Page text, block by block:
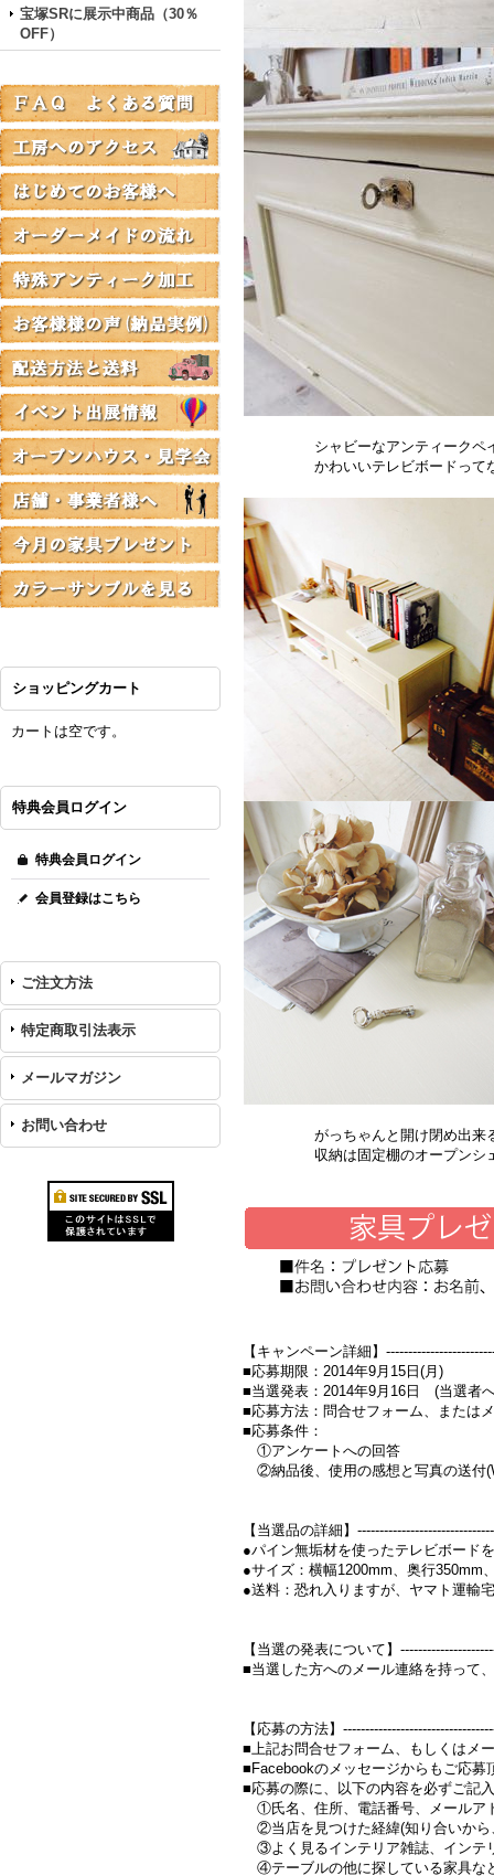
宝塚SRに展示中商品（30％
OFF）
ショッピングカート
カートは空です。
特典会員ログイン
特典会員ログイン
会員登録はこちら
ご注文方法
特定商取引法表示
メールマガジン
お問い合わせ
シャビーなアンティークペイン
かわいいテレビボードってなか
がっちゃんと開け閉め出来る真
収納は固定棚のオープンシェルフ
【キャンペーン詳細】
■応募期限：2014年9月15日(月)
■当選発表：2014年9月16日 (当選者
■応募方法：問合せフォーム、または
■応募条件：
①アンケートへの回答
②納品後、使用の感想と写真の送付
【当選品の詳細】
●パイン無垢材を使ったテレビボード
●サイズ：横幅1200mm、奥行350mm
●送料：恐れ入りますが、ヤマト運輸
【当選の発表について】
■当選した方へのメール連絡を持って
【応募の方法】
■上記お問合せフォーム、もしくは
■Facebookのメッセージからもご応
■応募の際に、以下の内容を必ずご記
①氏名、住所、電話番号、メールア
②当店を見つけた経緯(知り合いから
③よく見るインテリア雑誌、インテ
④テーブルの他に探している家具な